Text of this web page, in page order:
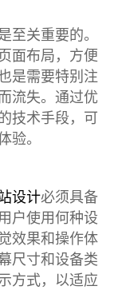
至关重要的。
面布局，方便
是需要特别注
流失。通过优
技术手段，可
验。
设计必须具备
户使用何种设
效果和操作体
尺寸和设备类
方式，以适应